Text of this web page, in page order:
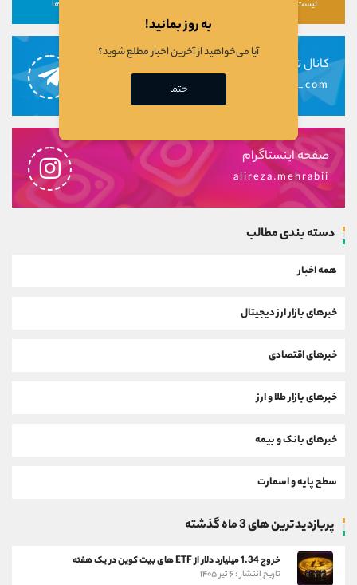
لیست رمزارزها دوره ها
کانال تلگرام
alirezamehrabi_com
صفحه اینستاگرام
alireza.mehrabii
دسته بندی مطالب
همه اخبار
خبرهای بازار ارز دیجیتال
خبرهای اقتصادی
خبرهای بازار طلا و ارز
خبرهای بانک و بیمه
سطح پایه و اسمارت
پربازدیدترین های 3 ماه گذشته
خروج 1.34 میلیارد دلار از ETF های بیت کوین در یک هفته
تاریخ انتشار : ۶ تیر ۱۴۰۵
به روز بمانید!
آیا می‌خواهید از آخرین اخبار مطلع شوید؟
حتما